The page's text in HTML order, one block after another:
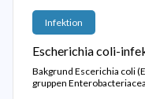
Infektion
Escherichia coli-
Bakgrund Escerichia coli
gruppen